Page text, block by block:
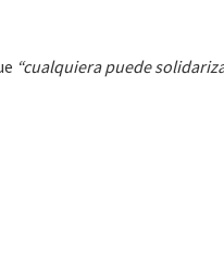
“cualquiera puede